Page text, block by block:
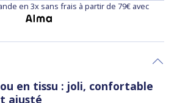
en 3x sans frais à partir de 79€ avec
en tissu : joli, confortable
ajusté